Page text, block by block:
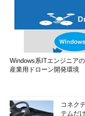
Windows系ITエンジニア
産業用ドローン開発環境
コネク
テムだ